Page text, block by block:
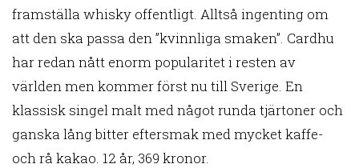
framställa whisky offentligt. Alltså ingenting om
att den ska passa den ”kvinnliga smaken”. Cardhu
har redan nått enorm popularitet i resten av
världen men kommer först nu till Sverige. En
klassisk singel malt med något runda tjärtoner och
ganska lång bitter eftersmak med mycket kaffe-
och rå kakao. 12 år, 369 kronor.